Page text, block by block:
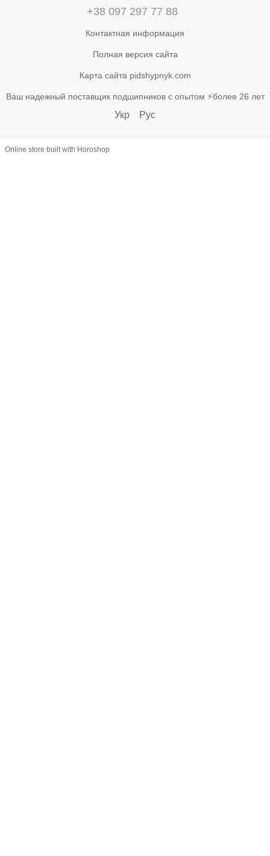
+38 097 297 77 88
Контактная информация
Полная версия сайта
Карта сайта pidshypnyk.com
Ваш надежный поставщик подшипников с опытом ⚡более 26 лет
Укр Рус
Online store built with Horoshop